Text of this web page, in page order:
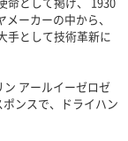
ーカーの中から、
手として技術革新に
アールイーゼロゼ
ンスで、ドライハン